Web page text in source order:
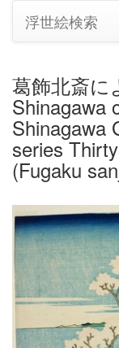
浮世絵検索
葛飾北斎に
Shinagawa
Shinagawa
series
(Fugaku